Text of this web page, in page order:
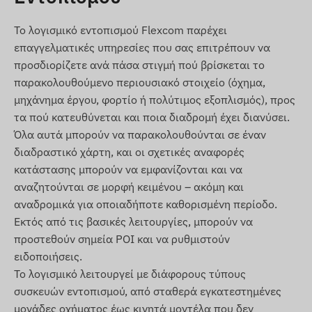
Όροι χρήσης
Για την κανονική λειτουργία της συσκευής,
απαιτείται ενεργή σύνδεση με δορυφορικά
συστήματα εντοπισμού θέσης και δίκτυα κινητής
τηλεφωνίας. Αυτά εξασφαλίζουν τη συλλογή και
μετάδοση δεδομένων, καθώς και την επικοινωνία
με το τηλέφωνο του ιδιοκτήτη ή το κεντρικό
σύστημα συλλογής και επεξεργασίας δεδομένων,
εάν χρησιμοποιείται λογισμικό παρακολούθησης.
Η συσκευή επικοινωνεί μέσω των δικτύων κινητής
τηλεφωνίας, χρησιμοποιώντας την τοποθετημένη
(αντικαταστάσιμη) κάρτα SIM.
Περιοχή λειτουργίας
Η συσκευή είναι συμβατή με τα δίκτυα GSM που
λειτουργούν στις ακόλουθες περιοχές:
4G: Ευρώπη, Ασία, Αφρική
Το λογισμικό εντοπισμού Flexcom παρέχει
επαγγελματικές υπηρεσίες που σας επιτρέπουν να
προσδιορίζετε ανά πάσα στιγμή πού βρίσκεται το
παρακολουθούμενο περιουσιακό στοιχείο (όχημα,
μηχάνημα έργου, φορτίο ή πολύτιμος εξοπλισμός), προς
τα πού κατευθύνεται και ποια διαδρομή έχει διανύσει.
Όλα αυτά μπορούν να παρακολουθούνται σε έναν
διαδραστικό χάρτη, και οι σχετικές αναφορές
κατάστασης μπορούν να εμφανίζονται και να
αναζητούνται σε μορφή κειμένου – ακόμη και
αναδρομικά για οποιαδήποτε καθορισμένη περίοδο.
Εκτός από τις βασικές λειτουργίες, μπορούν να
προστεθούν σημεία POI και να ρυθμιστούν
ειδοποιήσεις.
Το λογισμικό λειτουργεί με διάφορους τύπους
συσκευών εντοπισμού, από σταθερά εγκατεστημένες
μονάδες οχήματος έως κινητά μοντέλα που δεν